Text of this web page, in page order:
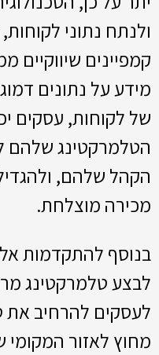
ולנתח נתוני
קמפיינים שיווקיים
מידע על נתונים
של לקוחות, עסקים
הטלמרקטינג שלהם
הקהל שלהם,
מכירה מוצלחת.
בנוסף להתקדמות
לבצע טלמרקטינג
לעסקים להרחיב
מחוץ לאזור